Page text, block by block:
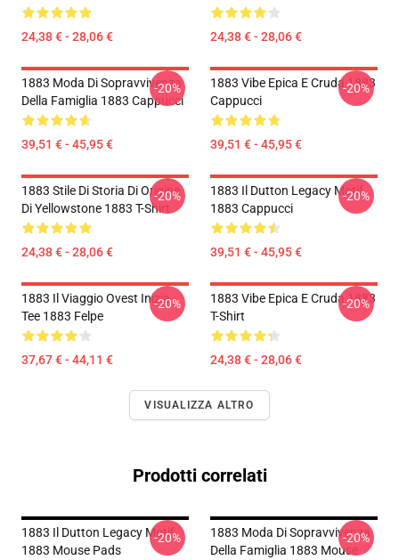
24,38 € - 28,06 € 24,38 € - 28,06 €
1883 Moda Di Sopravvivenza
Della Famiglia 1883 Cappucci
39,51 € - 45,95 €
-20%
1883 Vibe Epica E Cruda 1883
Cappucci
39,51 € - 45,95 €
-20%
1883 Stile Di Storia Di Origine
Di Yellowstone 1883 T-Shirt
24,38 € - 28,06 €
-20%
1883 Il Dutton Legacy Motif
1883 Cappucci
39,51 € - 45,95 €
-20%
1883 Il Viaggio Ovest Inizia
Tee 1883 Felpe
37,67 € - 44,11 €
-20%
1883 Vibe Epica E Cruda 1883
T-Shirt
24,38 € - 28,06 €
-20%
VISUALIZZA ALTRO
Prodotti correlati
1883 Il Dutton Legacy Motif
1883 Mouse Pads
-20%
1883 Moda Di Sopravvivenza
Della Famiglia 1883 Mouse
-20%